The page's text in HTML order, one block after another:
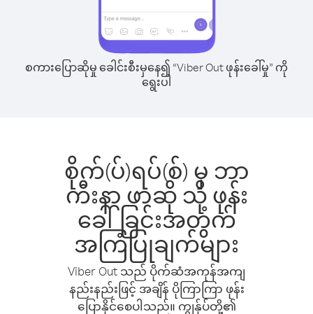
စကားပြောဆိုမှု ခေါင်းစီးမှနေ၍ “Viber Out ဖုန်းခေါ်မှု” ကို
ရွေးပါ
စိုက်(ပ်)ရပ်(စ်) မှ ဘာ
ကီးနာ ဖာဆို သို့ ဖုန်း
ခေါ်ခြင်းအတွက်
အကြံပြုချက်များ
Viber Out သည် ပိုက်ဆံအကုန်အကျ
နည်းနည်းဖြင့် အချိန် ပိုကြာကြာ ဖုန်း
ပြောနိုင်စေပါသည်။ ကျွန်ုပ်တို့၏